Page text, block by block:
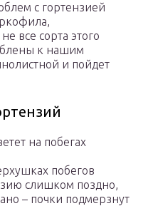
с гортензией
все сорта этого
к нашим
и пойдет
на побегах
побегов
слишком поздно,
– почки подмерзнут